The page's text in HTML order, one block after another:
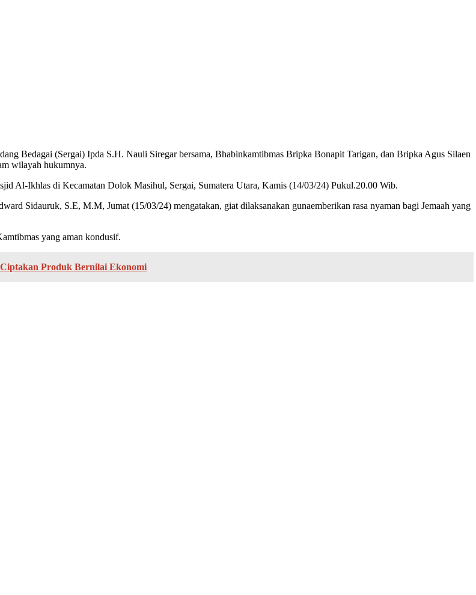
Bedagai (Sergai) Ipda S.H. Nauli Siregar bersama, Bhabinkamtibmas Bripka Bonapit Tarigan, dan Bripka Agus Silaen
wilayah hukumnya.
Al-Ikhlas di Kecamatan Dolok Masihul, Sergai, Sumatera Utara, Kamis (14/03/24) Pukul.20.00 Wib.
Sidauruk, S.E, M.M, Jumat (15/03/24) mengatakan, giat dilaksanakan gunaemberikan rasa nyaman bagi Jemaah yang
yang aman kondusif.
Produk Bernilai Ekonomi